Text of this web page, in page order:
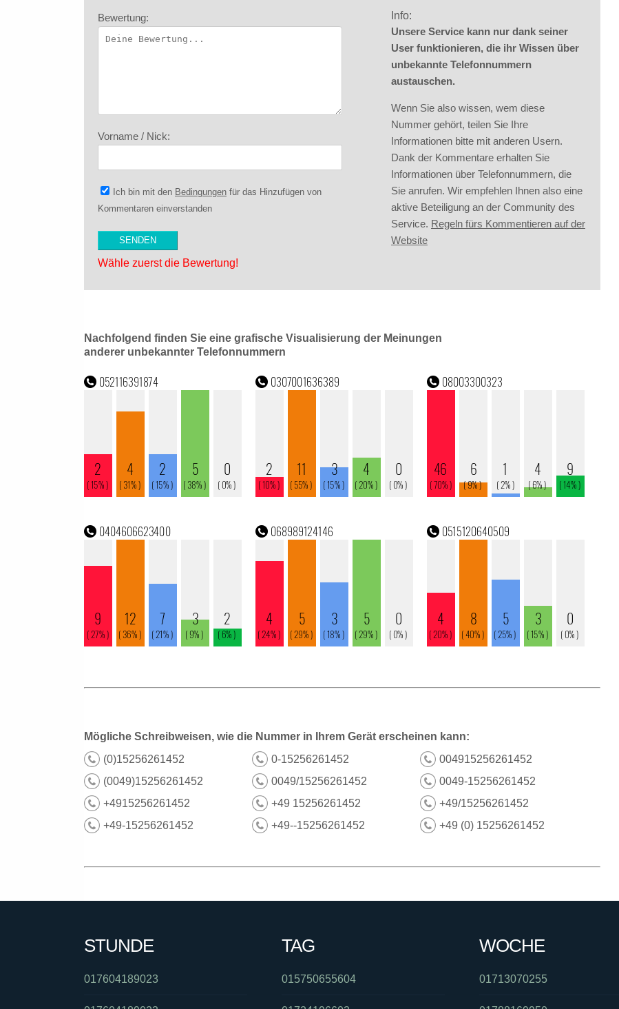
Bewertung:
Vorname / Nick:
Ich bin mit den Bedingungen für das Hinzufügen von
Kommentaren einverstanden
Wähle zuerst die Bewertung!
Info:
Unsere Service kann nur dank seiner
User funktionieren, die ihr Wissen über
unbekannte Telefonnummern
austauschen.
Wenn Sie also wissen, wem diese
Nummer gehört, teilen Sie Ihre
Informationen bitte mit anderen Usern.
Dank der Kommentare erhalten Sie
Informationen über Telefonnummern, die
Sie anrufen. Wir empfehlen Ihnen also eine
aktive Beteiligung an der Community des
Service. Regeln fürs Kommentieren auf der
Website
Nachfolgend finden Sie eine grafische Visualisierung der Meinungen
anderer unbekannter Telefonnummern
Mögliche Schreibweisen, wie die Nummer in Ihrem Gerät erscheinen kann:
(0)15256261452
0-15256261452
004915256261452
(0049)15256261452
0049/15256261452
0049-15256261452
+4915256261452
+49 15256261452
+49/15256261452
+49-15256261452
+49--15256261452 +49 (0) 15256261452
STUNDE
017604189023
TAG
015750655604
WOCHE
01713070255